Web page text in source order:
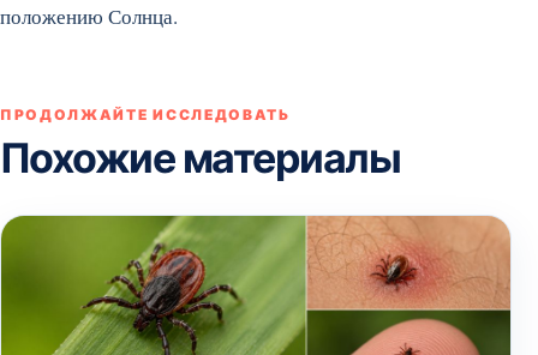
положению Солнца.
ПРОДОЛЖАЙТЕ ИССЛЕДОВАТЬ
Похожие материалы